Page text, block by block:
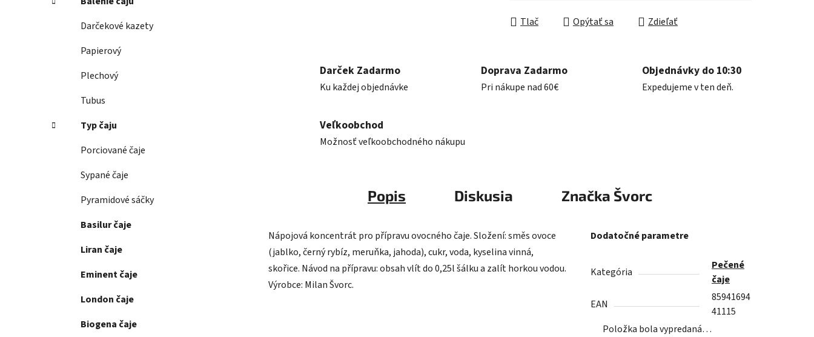
Darčekové kazety
Papierový
Plechový
Tubus
Typ čaju
Porciované čaje
Sypané čaje
Pyramidové sáčky
Basilur čaje
Liran čaje
Eminent čaje
London čaje
Biogena čaje
Tlač
Opýtať sa Zdieľať
Darček Zadarmo
Ku každej objednávke
Doprava Zadarmo
Pri nákupe nad 60€
Objednávky do 10:30
Expedujeme v ten deň.
Veľkoobchod
Možnosť veľkoobchodného nákupu
Popis Diskusia Značka Švorc
Nápojová koncentrát pro přípravu ovocného čaje. Složení: směs ovoce
(jablko, černý rybíz, meruňka, jahoda), cukr, voda, kyselina vinná,
skořice. Návod na přípravu: obsah vlít do 0,25l šálku a zalít horkou vodou.
Výrobce: Milan Švorc.
Dodatočné parametre
Kategória
Pečené
čaje
EAN
85941694
41115
Položka bola vypredaná…